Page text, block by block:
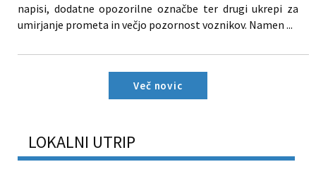
napisi, dodatne opozorilne označbe ter drugi ukrepi za
umirjanje prometa in večjo pozornost voznikov. Namen ...
Več novic
LOKALNI UTRIP